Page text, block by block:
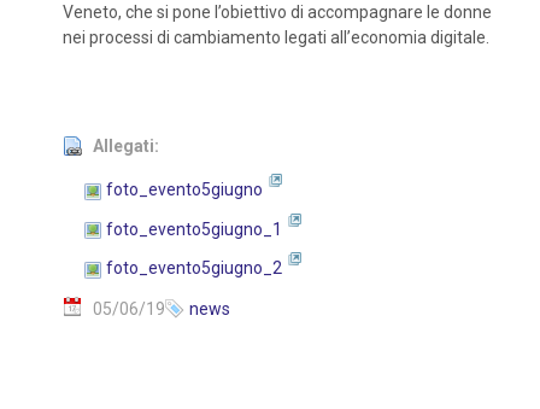
Veneto, che si pone l’obiettivo di accompagnare le donne
nei processi di cambiamento legati all’economia digitale.
Allegati:
foto_evento5giugno
foto_evento5giugno_1
foto_evento5giugno_2
05/06/19 news